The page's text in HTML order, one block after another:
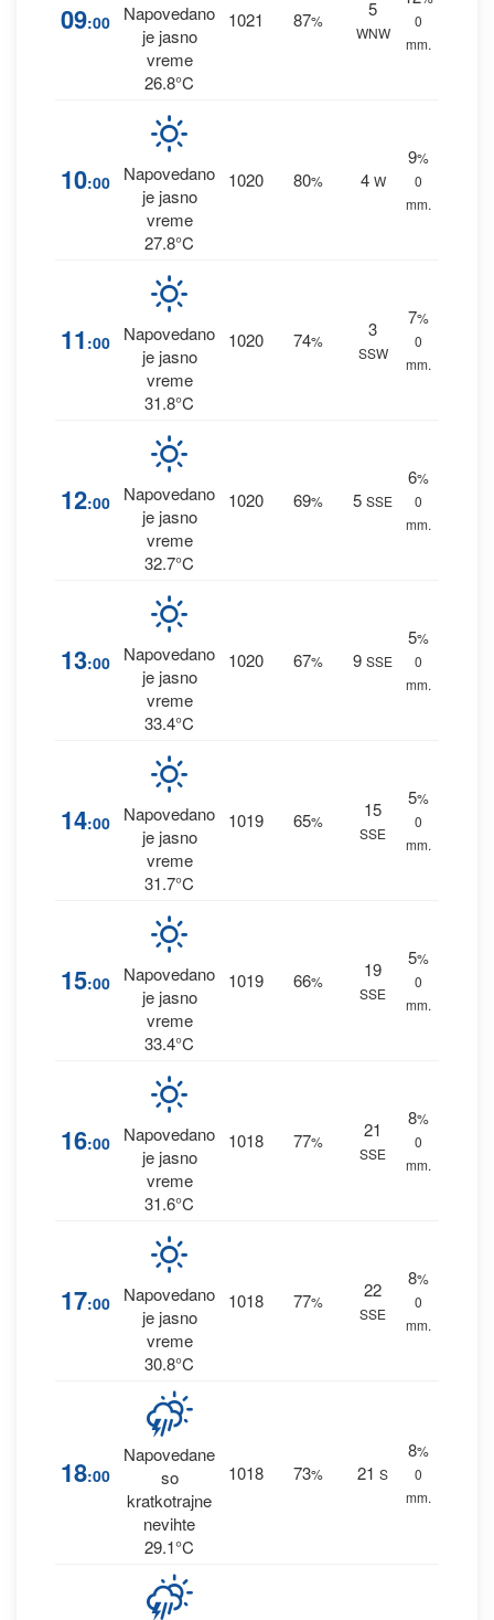
09:00
Napovedano
je jasno
vreme
26.8°C
1021 87%
5
WNW
0
mm.
10:00
Napovedano
je jasno
vreme
27.8°C
1020 80% 4 W
9%
0
mm.
11 :00
Napovedano
je jasno
vreme
31.8°C
1020 74%
3
SSW
7%
0
mm.
12:00
Napovedano
je jasno
vreme
32.7°C
1020 69% 5 SSE
6%
0
mm.
13:00
Napovedano
je jasno
vreme
33.4°C
1020 67% 9 SSE
5%
0
mm.
14:00
Napovedano
je jasno
vreme
31.7°C
1019 65%
15
SSE
5%
0
mm.
15:00
Napovedano
je jasno
vreme
33.4°C
1019 66%
19
SSE
5%
0
mm.
16:00
Napovedano
je jasno
vreme
31.6°C
1018 77%
21
SSE
8%
0
mm.
17:00
Napovedano
je jasno
vreme
30.8°C
1018 77%
22
SSE
8%
0
mm.
18:00
Napovedane
so
kratkotrajne
nevihte
29.1°C
1018 73% 21 S
8%
0
mm.